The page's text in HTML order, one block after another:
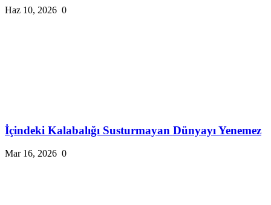
Haz 10, 2026 0
İçindeki Kalabalığı Susturmayan Dünyayı Yenemez
Mar 16, 2026 0